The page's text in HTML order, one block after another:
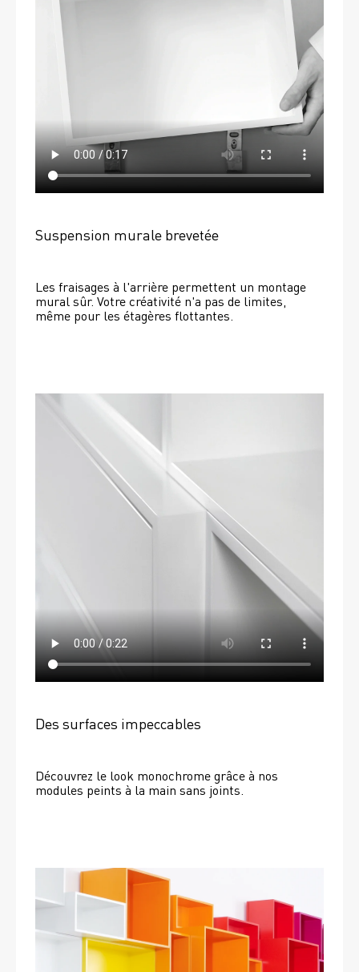
Suspension murale brevetée
Les fraisages à l'arrière permettent un montage
mural sûr. Votre créativité n'a pas de limites,
même pour les étagères flottantes.
Des surfaces impeccables
Découvrez le look monochrome grâce à nos
modules peints à la main sans joints.